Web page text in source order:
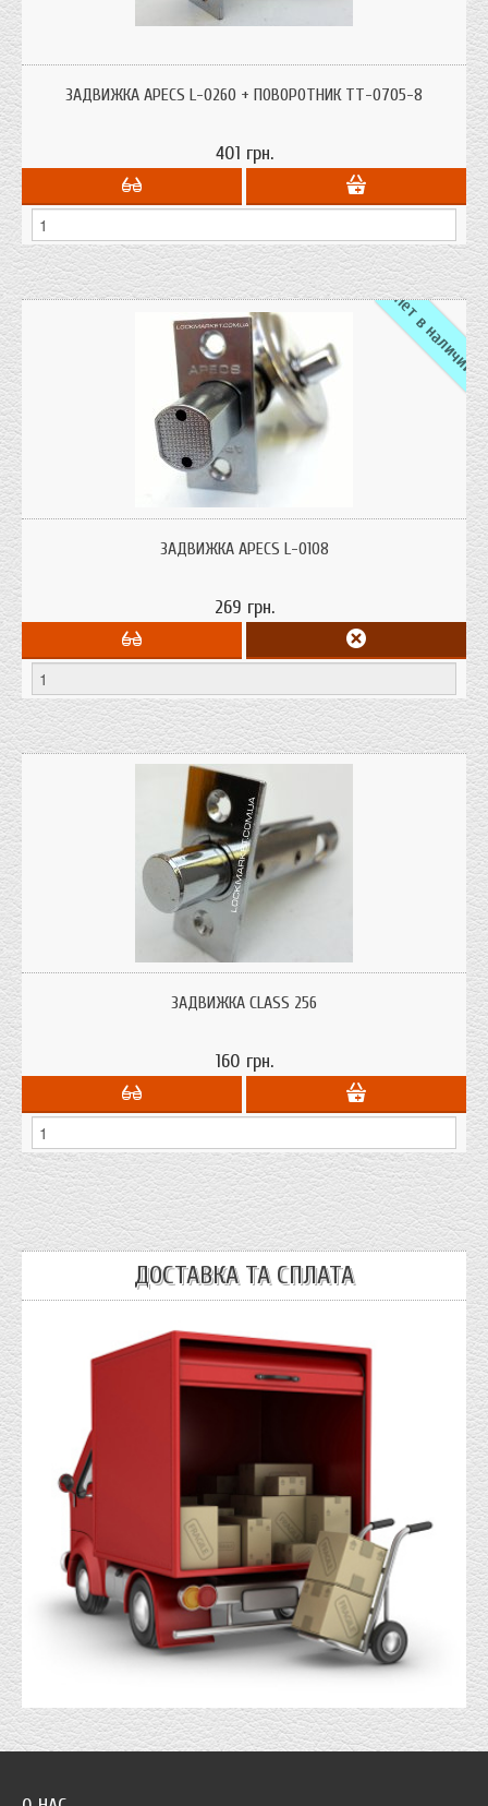
ЗАДВИЖКА APECS L-0260 + ПОВОРОТНИК TT-0705-8
401 грн.
Нет в наличии
сантехнические, как левые, так и правые двери толщиной 35 - 45 мм
ЗАДВИЖКА APECS L-0108
269 грн.
ЗАДВИЖКА CLASS 256
160 грн.
ДОСТАВКА ТА СПЛАТА